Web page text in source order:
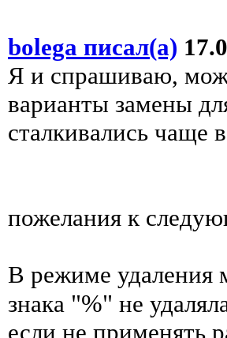
bolega писал(а)
Я и спрашиваю,
варианты замены
сталкивались чаще
пожелания к
В режиме удаления
знака "%" не
если не применять